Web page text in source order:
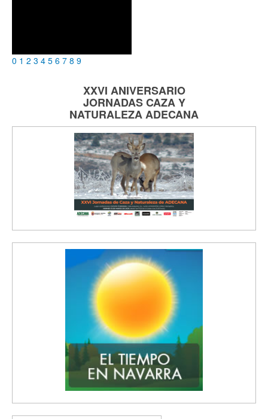
0 1 2 3 4 5 6 7 8 9
XXVI ANIVERSARIO
JORNADASCAZA Y
NATURALEZAADECANA